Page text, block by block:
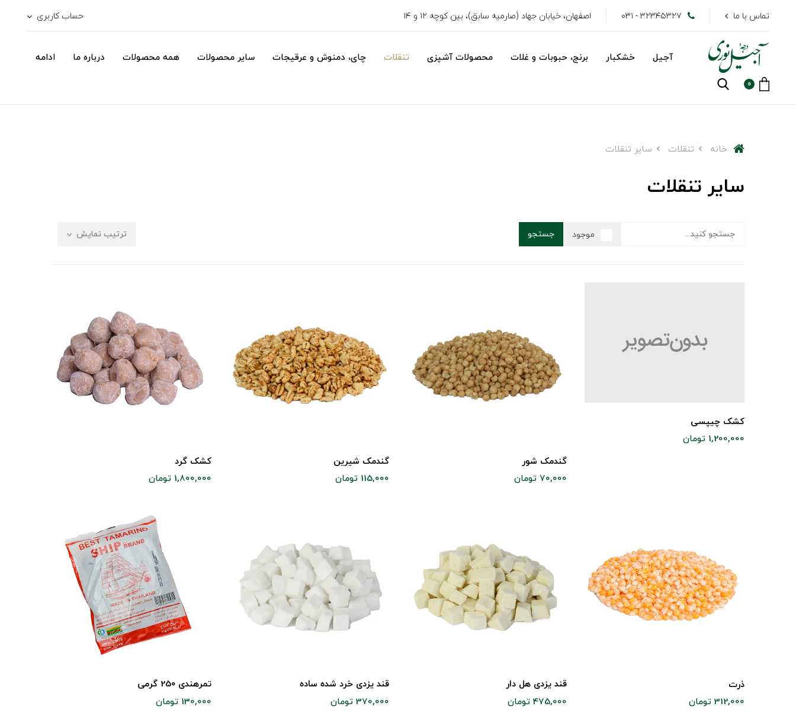
تماس با ما ۳۲۳۴۵۳۲۷ - ۰۳۱ اصفهان، خیابان جهاد (صارمیه سابق)، بین کوچه ۱۲ و ۱۴ حساب کاربری
آجیل خشکبار برنج، حبوبات و غلات محصولات آشپزی تنقلات چای، دمنوش و عرقیجات سایر محصولات همه محصولات درباره ما ادامه
0
خانه تنقلات سایر تنقلات
سایر تنقلات
موجود جستجو ترتیب نمایش
کشک چیپسی
1,200,000 تومان
گندمک شور
70,000 تومان
گندمک شیرین
115,000 تومان
کشک گرد
1,800,000 تومان
ذرت
312,000 تومان
قند یزدی هل دار
475,000 تومان
قند یزدی خرد شده ساده
370,000 تومان
تمرهندی 250 گرمی
130,000 تومان